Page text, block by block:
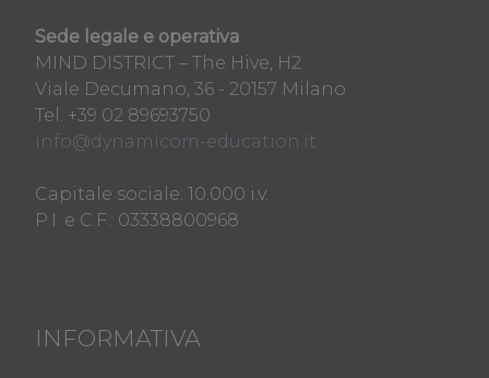
Sede legale e operativa
MIND DISTRICT – The Hive, H2
Viale Decumano, 36 - 20157 Milano
Tel. +39 02 89693750
info@dynamicom-education.it
Capitale sociale: 10.000 i.v.
P.I. e C.F.: 03338800968
INFORMATIVA